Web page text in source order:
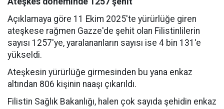
Açıklamaya göre 11 Ekim 2025'te yürürlüğe giren
ateşkese rağmen Gazze'de şehit olan Filistinlilerin
sayısı 1257'ye, yaralananların sayısı ise 4 bin 131'e
yükseldi.
Ateşkesin yürürlüğe girmesinden bu yana enkaz
altından 806 kişinin naaşı çıkarıldı.
Filistin Sağlık Bakanlığı, halen çok sayıda şehidin enkaz